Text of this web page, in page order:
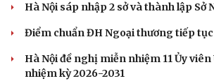
Hà Nội sáp nhập 2 sở và thành lập Sở
Điểm chuẩn ĐH Ngoại thương tiếp
Hà Nội đề nghị miễn nhiệm 11 Ủy
nhiệm kỳ 2026-2031